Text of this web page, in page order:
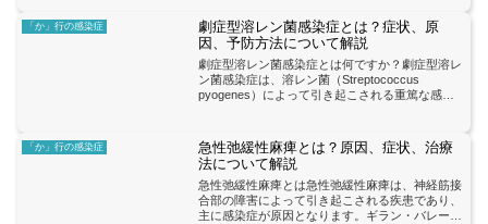
「か」行の感染症
劇症型溶レン菌感染症とは？症状、原
因、予防方法について解説
劇症型溶レン菌感染症とは何ですか？劇症型溶レ
ン菌感染症は、溶レン菌（Streptococcus
pyogenes）によって引き起こされる重篤な感染
喉の痛...
「か」行の感染症
急性弛緩性麻痺とは？原因、症状、治療
法について解説
急性弛緩性麻痺とは急性弛緩性麻痺は、神経筋接
合部の障害によって引き起こされる疾患であり、
主に感染症が原因となります。ギラン・バレー症